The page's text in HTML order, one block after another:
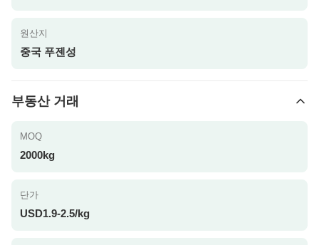
원산지
중국 푸젠성
부동산 거래
MOQ
2000kg
단가
USD1.9-2.5/kg